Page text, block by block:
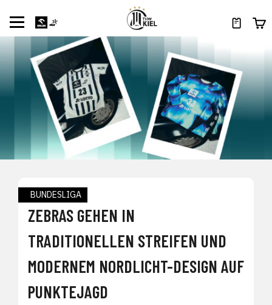
BUNDESLIGA
ZEBRAS GEHEN IN
TRADITIONELLEN STREIFEN UND
MODERNEM NORDLICHT-DESIGN AUF
PUNKTEJAGD